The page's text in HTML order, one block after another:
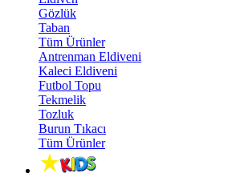
Gözlük
Taban
Tüm Ürünler
Antrenman Eldiveni
Kaleci Eldiveni
Futbol Topu
Tekmelik
Tozluk
Burun Tıkacı
Tüm Ürünler